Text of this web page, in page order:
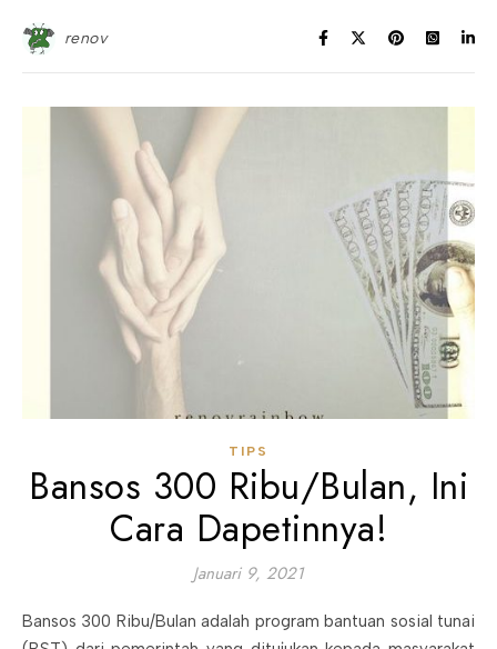
renov
TIPS
Bansos 300 Ribu/Bulan, Ini
Cara Dapetinnya!
Januari 9, 2021
Bansos 300 Ribu/Bulan adalah program bantuan sosial tunai